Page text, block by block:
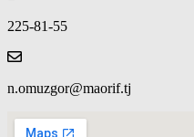
225-81-55
n.omuzgor@maorif.tj